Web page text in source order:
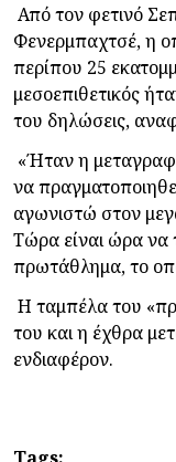
Από τον φετινό
Φενερμπαχτσέ, η
περίπου 25
μεσοεπιθετικός
του δηλώσεις,
«Ήταν η
να
αγωνιστώ στον
Τώρα είναι ώρα να
πρωτάθλημα, το
Η ταμπέλα του
του και η έχθρα
ενδιαφέρον.
Tags: